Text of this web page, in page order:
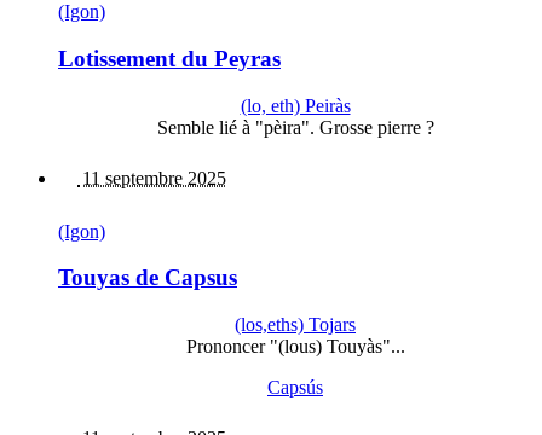
(Igon)
Lotissement du Peyras
(lo, eth) Peiràs
Semble lié à "pèira". Grosse pierre ?
11 septembre 2025
(Igon)
Touyas de Capsus
(los,eths) Tojars
Prononcer "(lous) Touyàs"...
Capsús